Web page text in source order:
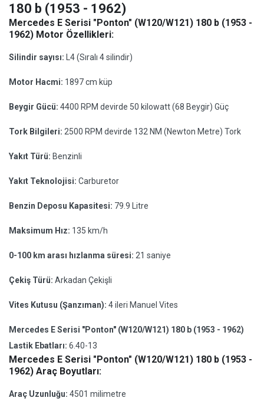
180 b (1953 - 1962)
Mercedes E Serisi "Ponton" (W120/W121) 180 b (1953 -
1962) Motor Özellikleri:
Silindir sayısı: L4 (Sıralı 4 silindir)
Motor Hacmi: 1897 cm küp
Beygir Gücü: 4400 RPM devirde 50 kilowatt (68 Beygir) Güç
Tork Bilgileri: 2500 RPM devirde 132 NM (Newton Metre) Tork
Yakıt Türü: Benzinli
Yakıt Teknolojisi: Carburetor
Benzin Deposu Kapasitesi: 79.9 Litre
Maksimum Hız: 135 km/h
0-100 km arası hızlanma süresi: 21 saniye
Çekiş Türü: Arkadan Çekişli
Vites Kutusu (Şanzıman): 4 ileri Manuel Vites
Mercedes E Serisi "Ponton" (W120/W121) 180 b (1953 - 1962)
Lastik Ebatları: 6.40-13
Mercedes E Serisi "Ponton" (W120/W121) 180 b (1953 -
1962) Araç Boyutları:
Araç Uzunluğu: 4501 milimetre